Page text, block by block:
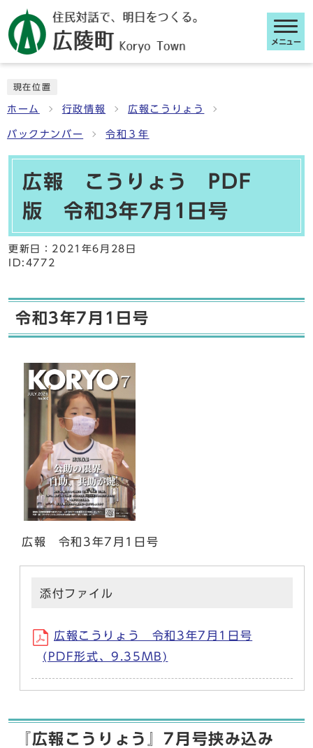
メニュー
現在位置
ホーム 行政情報 広報こうりょう
バックナンバー 令和３年
広報 こうりょう PDF
版 令和3年7月1日号
更新日： 2021年6月28日
ID:4772
令和3年7月1日号
広報 令和3年7月1日号
添付ファイル
広報こうりょう 令和3年7月1日号
(PDF形式、9.35MB)
『広報こうりょう』7月号挟み込み